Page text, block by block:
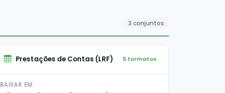
3 conjuntos
Prestações de Contas (LRF) 5 formatos
BAIXAR EM: